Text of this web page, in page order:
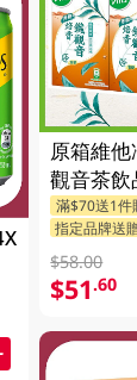
原箱維
觀音茶飲
(新舊包裝
滿$70送1件
指定品牌送
$58.00
$51.60